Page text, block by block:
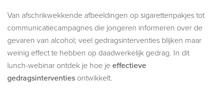
Van afschrikwekkende afbeeldingen op sigarettenpakjes tot
communicatiecampagnes die jongeren informeren over de
gevaren van alcohol; veel gedragsinterventies blijken maar
weinig effect te hebben op daadwerkelijk gedrag. In dit
lunch-webinar ontdek je hoe je effectieve
gedragsinterventies ontwikkelt.